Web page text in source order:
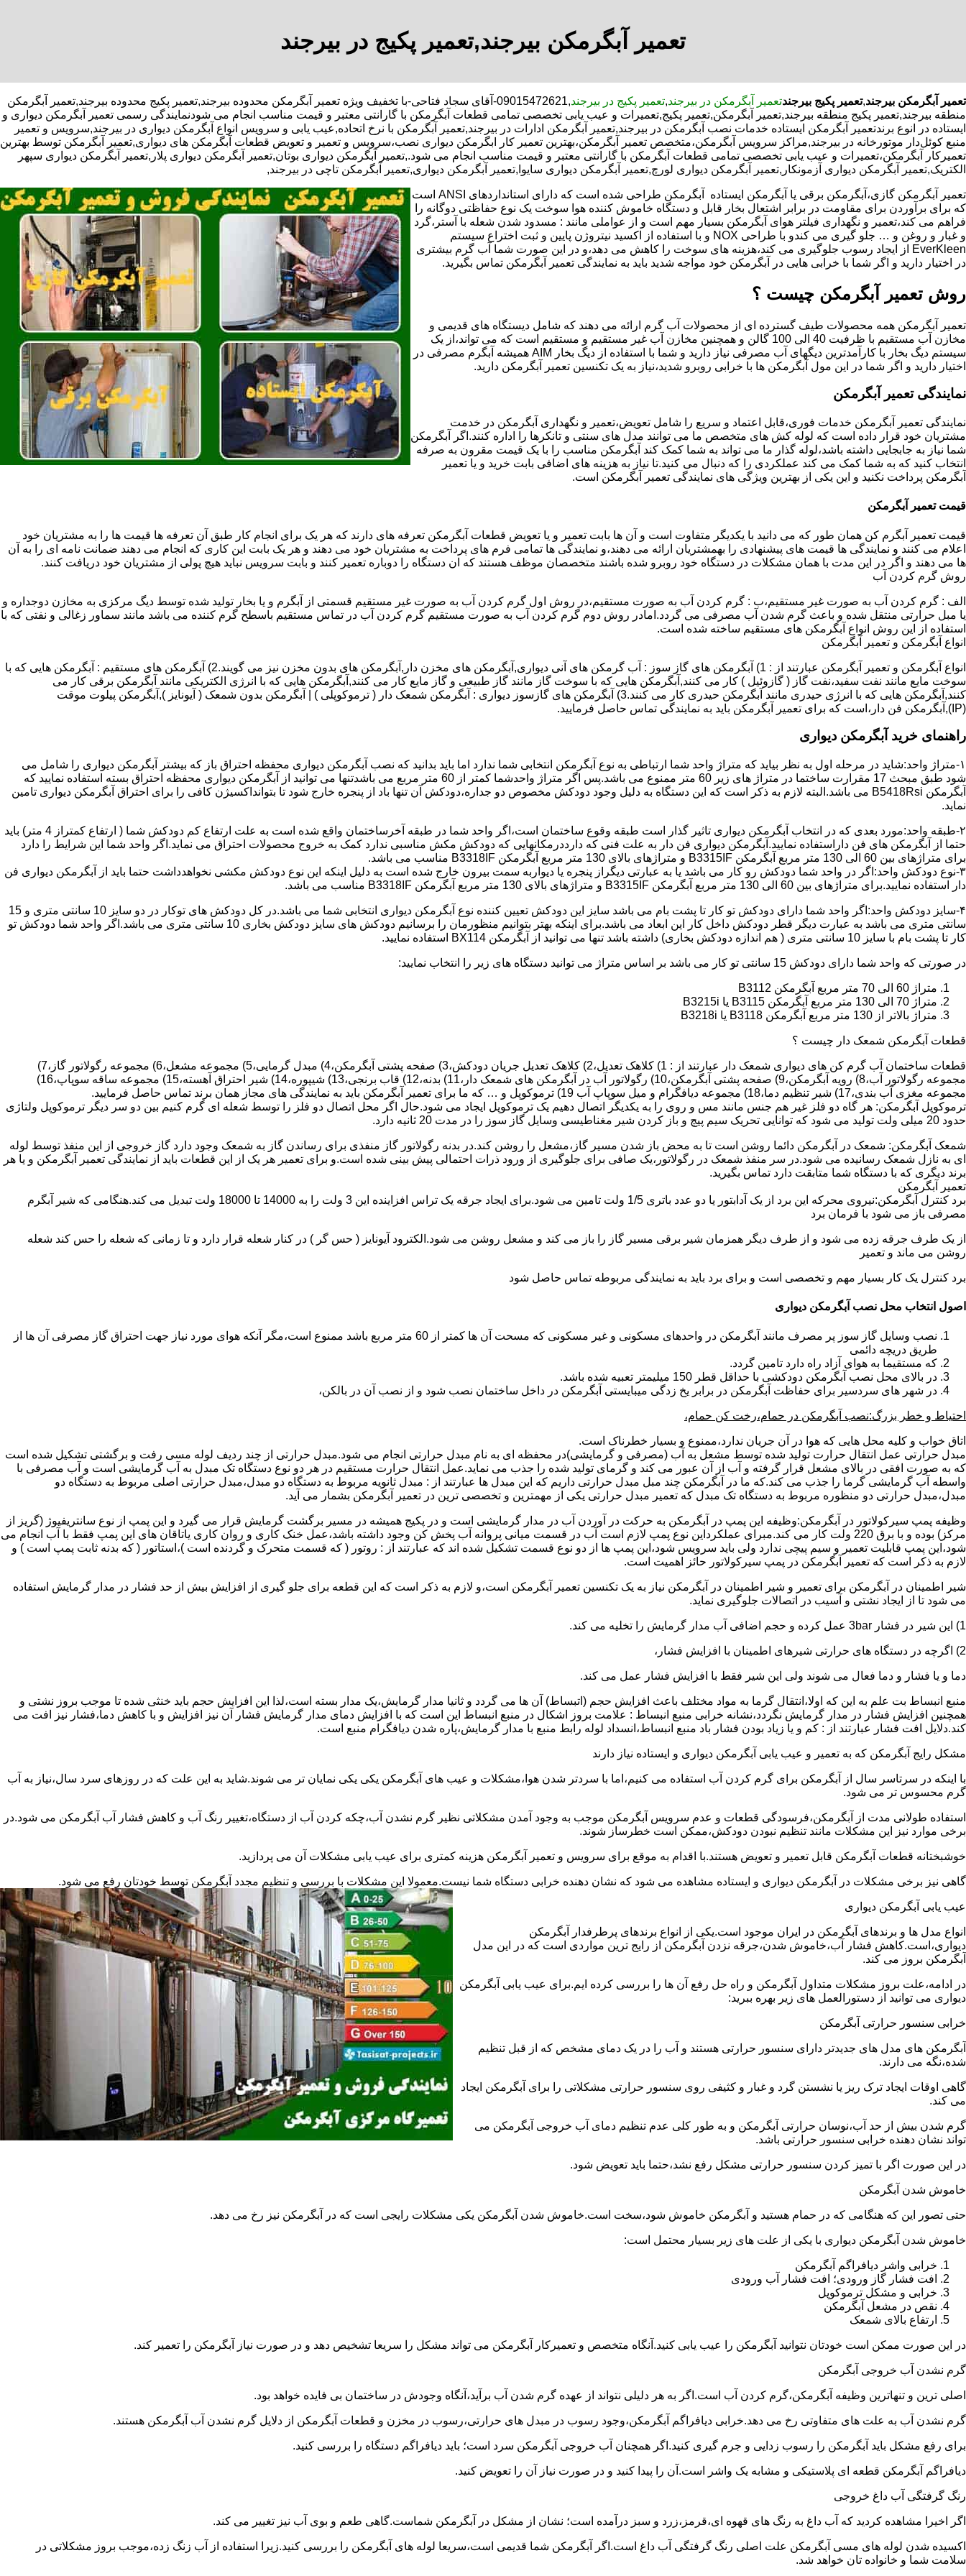
تعمیر آبگرمکن بیرجند,تعمیر پکیج در بیرجند
تعمیر آبگرمکن بیرجند,تعمیر پکیج بیرجندتعمیر آبگرمکن در بیرجند,تعمیر پکیج در بیرجند
,09015472621-آقای سجاد فتاحی-با تخفیف ویژه تعمیر آبگرمکن محدوده بیرجند,تعمیر پکیج محدوده بیرجند,تعمیر آبگرمکن
منطقه بیرجند,تعمیر پکیج منطقه بیرجند,تعمیر آبگرمکن,تعمیر پکیج,تعمیرات و عیب یابی تخصصی تمامی قطعات آبگرمکن با گارانتی معتبر و قیمت مناسب انجام می شودنمایندگی رسمی تعمیر آبگرمکن دیواری و
ایستاده در انوع برندتعمیر آبگرمکن ایستاده خدمات نصب آبگرمکن در بیرجند,تعمیر آبگرمکن ادارات در بیرجند,تعمیر آبگرمکن با نرخ اتحاده,عیب یابی و سرویس انواع آبگرمکن دیواری در بیرجند,سرویس و تعمیر
منبع کوئل‌دار موتورخانه در بیرجند,مراکز سرویس آبگرمکن،متخصص تعمیر آبگرمکن،بهترین تعمیر کار ابگرمکن دیواری نصب،سرویس و تعمیر و تعویض قطعات آبگرمکن های دیواری,تعمیر آبگرمکن توسط بهترین
تعمیرکار آبگرمکن،تعمیرات و عیب یابی تخصصی تمامی قطعات آبگرمکن با گارانتی معتبر و قیمت مناسب انجام می شود.,تعمیر آبگرمکن دیواری بوتان,تعمیر آبگرمکن دیواری پلار,تعمیر آبگرمکن دیواری سپهر
الکتریک,تعمیر آبگرمکن دیواری آزمونکار,تعمیر آبگرمکن دیواری لورچ,تعمیر آبگرمکن دیواری سایوا,تعمیر آبگرمکن دیواری,تعمیر آبگرمکن تاچی در بیرجند,
تعمیر آبگرمکن گازی،آبگرمکن برقی یا آبگرمکن ایستاده ​ آبگرمکن طراحی شده است که دارای استانداردهای ANSI است
که برای برآوردن برای مقاومت در برابر اشتعال بخار قابل و دستگاه خاموش کننده هوا سوخت یک نوع حفاظتی دوگانه را
فراهم می کند،تعمیر و نگهداری فیلتر هوای آبگرمکن بسیار مهم است و از عواملی مانند : مسدود شدن شعله با آستر،گرد
و غبار و روغن و … جلو گیری می کندو با طراحی NOX و با استفاده از اکسید نیتروژن پایین و ثبت اختراع سیستم
EverKleen از ایجاد رسوب جلوگیری می کند،هزینه های سوخت را کاهش می دهد،و در این صورت شما آب گرم بیشتری
در اختیار دارید و اگر شما با خرابی هایی در آبگرمکن خود مواجه شدید باید به نمایندگی تعمیر آبگرمکن تماس بگیرید.
روش تعمیر آبگرمکن چیست ؟
تعمیر آبگرمکن همه محصولات طیف گسترده ای از محصولات آب گرم ارائه می دهند که شامل دیستگاه های قدیمی و
مخازن آب مستقیم با ظرفیت 40 الی 100 گالن و همچنین مخازن آب غیر مستقیم و مستقیم است که می تواند،از یک
سیستم دیگ بخار با کارآمدترین دیگهای آب مصرفی نیاز دارید و شما با استفاده از دیگ بخار AIM همیشه آبگرم مصرفی در
اختیار دارید و اگر شما در این مول آبگرمکن ها با خرابی روبرو شدید،نیاز به یک تکنسین تعمیر آبگرمکن دارید.
نمایندگی تعمیر آبگرمکن
نمایندگی تعمیر آبگرمکن خدمات فوری،قابل اعتماد و سریع را شامل تعویض،تعمیر و نگهداری آبگرمکن در خدمت
مشتریان خود قرار داده است که لوله کش های متخصص ما می توانند مدل های سنتی و تانکرها را اداره کنند.اگر آبگرمکن
شما نیاز به جابجایی داشته باشد،لوله گذار ما می تواند به شما کمک کند آبگرمکن مناسب را با یک قیمت مقرون به صرفه
انتخاب کنید که به شما کمک می کند عملکردی را که دنبال می کنید.تا نیاز به هزینه های اضافی بابت خرید و یا تعمیر
آبگرمکن پرداخت نکنید و این یکی از بهترین ویژگی های نمایندگی تعمیر آبگرمکن است.
قیمت تعمیر آبگرمکن
قیمت تعمیر آبگرم کن همان طور که می دانید با یکدیگر متفاوت است و آن ها بابت تعمیر و یا تعویض قطعات آبگرمکن تعرفه های دارند که هر یک برای انجام کار طبق آن تعرفه ها قیمت ها را به مشتریان خود
اعلام می کنند و نمایندگی ها قیمت های پیشنهادی را بهمشتریان ارائه می دهند،و نمایندگی ها تمامی فرم های پرداخت به مشتریان خود می دهند و هر یک بابت این کاری که انجام می دهند ضمانت نامه ای را به آن
ها می دهند و اگر در این مدت با همان مشکلات در دستگاه خود روبرو شده باشند متخصصان موظف هستند که ان دستگاه را دوباره تعمیر کنند و بابت سرویس نباید هیچ پولی از مشتریان خود دریافت کنند.
روش گرم کردن آب
الف : گرم کردن آب به صورت غیر مستقیم،ب : گرم کردن آب به صورت مستقیم،در روش اول گرم کردن آب به صورت غیر مستقیم قسمتی از آبگرم و یا بخار تولید شده توسط دیگ مرکزی به مخازن دوجداره و
یا مبل حرارتی منتقل شده و باعث گرم شدن آب مصرفی می گردد.امادر روش دوم گرم کردن آب به صورت مستقیم گرم کردن آب در تماس مستقیم باسطح گرم کننده می باشد مانند سماور زغالی و نفتی که با
استفاده از این روش انواع آبگرمکن های مستقیم ساخته شده است.
انواع آبگرمکن و تعمیر آبگرمکن
انواع آبگرمکن و تعمیر آبگرمکن عبارتند از : 1) آبگرمکن های گاز سوز : آب گرمکن های آنی دیواری,آبگرمکن های مخزن دار,آبگرمکن های بدون مخزن نیز می گویند.2) آبگرمکن های مستقیم : آبگرمکن هایی که با
سوخت مایع مانند نفت سفید،نفت گاز ( گازوئیل ) کار می کنند,آبگرمکن هایی که با سوخت گاز مانند گاز طبیعی و گاز مایع کار می کنند,آبگرمکن هایی که با انرژی الکتریکی مانند آبگرمکن برقی کار می
کنند,آبگرمکن هایی که با انرژی حیدری مانند آبگرمکن حیدری کار می کنند.3) آبگرمکن های گازسوز دیواری : آبگرمکن شمعک دار ( ترموکوپلی ) | آبگرمکن بدون شمعک ( آیونایز ),آبگرمکن پیلوت موقت
(IP),آبگرمکن فن دار،است که برای تعمیر آبگرمکن باید به نمایندگی تماس حاصل فرمایید.
راهنمای خرید آبگرمکن دیواری
۱-متراژ واحد:شاید در مرحله اول به نظر بیاید که متراژ واحد شما ارتباطی به نوع آبگرمکن انتخابی شما ندارد اما باید بدانید که نصب آبگرمکن دیواری محفظه احتراق باز که بیشتر آبگرمکن دیواری را شامل می
شود طبق مبحث 17 مقرارت ساختما در متراژ های زیر 60 متر ممنوع می باشد.پس اگر متراژ واحدشما کمتر از 60 متر مربع می باشدتنها می توانید از آبگرمکن دیواری محفظه احتراق بسته استفاده نمایید که
آبگرمکن B5418Rsi می باشد.البته لازم به ذکر است که این دستگاه به دلیل وجود دودکش مخصوص دو جداره،دودکش آن تنها باد از پنجره خارج شود تا بتوانداکسیژن کافی را برای احتراق آبگرمکن دیواری تامین
نماید.
۲-طبقه واحد:مورد بعدی که در انتخاب آبگرمکن دیواری تاثیر گذار است طبقه وقوع ساختمان است،اگر واحد شما در طبقه آخرساختمان واقع شده است به علت ارتفاع کم دودکش شما ( ارتفاع کمتراز 4 متر) باید
حتما از آبگرمکن های فن داراستفاده نمایید.آبگرمکن دیواری فن دار به علت فنی که دارددرمکانهایی که دودکش مکش مناسبی ندارد کمک به خروج محصولات احتراق می نماید.اگر واحد شما این شرایط را دارد
برای متراژهای بین 60 الی 130 متر مربع آبگرمکن B3315IF و متراژهای بالای 130 متر مربع آبگرمکن B3318IF مناسب می باشد.
۳-نوع دودکش واحد:اگر در واحد شما دودکش رو کار می باشد یا به عبارتی دیگراز پنجره یا دیواربه سمت بیرون خارج شده است به دلیل اینکه این نوع دودکش مکشی نخواهدداشت حتما باید از آبگرمکن دیواری فن
دار استفاده نمایید.برای متراژهای بین 60 الی 130 متر مربع آبگرمکن B3315IF و متراژهای بالای 130 متر مربع آبگرمکن B3318IF مناسب می باشد.
۴-سایز دودکش واحد:اگر واحد شما دارای دودکش تو کار تا پشت بام می باشد سایز این دودکش تعیین کننده نوع آبگرمکن دیواری انتخابی شما می باشد.در کل دودکش های توکار در دو سایز 10 سانتی متری و 15
سانتی متری می باشد به عبارت دیگر قطر دودکش داخل کار این ابعاد می باشد.برای اینکه بهتر بتوانیم منظورمان را برسانیم دودکش های سایز دودکش بخاری 10 سانتی متری می باشد.اگر واحد شما دودکش تو
کار تا پشت بام با سایز 10 سانتی متری ( هم اندازه دودکش بخاری) داشته باشد تنها می توانید از آبگرمکن BX114 استفاده نمایید.
در صورتی که واحد شما دارای دودکش 15 سانتی تو کار می باشد بر اساس متراژ می توانید دستگاه های زیر را انتخاب نمایید:
متراژ 60 الی 70 متر مربع آبگرمکن B3112
متراژ 70 الی 130 متر مربع آبگرمکن B3115 یا B3215i
متراژ بالاتر از 130 متر مربع آبگرمکن B3118 یا B3218i
قطعات آبگرمکن شمعک دار چیست ؟
قطعات ساختمان آب گرم کن های دیواری شمعک دار عبارتند از : 1) کلاهک تعدیل،2) کلاهک تعدیل جریان دودکش،3) صفحه پشتی آبگرمکن،4) مبدل گرمایی،5) مجموعه مشعل،6) مجموعه رگولاتور گاز،7)
مجموعه رگولاتور آب،8) رویه آبگرمکن،9) صفحه پشتی آبگرمکن،10) رگولاتور آب در آبگرمکن های شمعک دار،11) بدنه،12) قاب برنجی،13) شیپوره،14) شیر احتراق آهسته،15) مجموعه ساقه سوپاپ،16)
مجموعه مغزی آب بندی،17) شیر تنظیم دما،18) مجموعه دیافگرام و میل سوپاپ آب 19) ترموکوپل و … که ما برای تعمیر آبگرمکن باید به نمایندگی های مجاز همان برند تماس حاصل فرمایید.
ترموکوپل آبگرمکن: هر گاه دو فلز غیر هم جنس مانند مس و روی را به یکدیگر اتصال دهیم یک ترموکوپل ایجاد می شود.حال اگر محل اتصال دو فلز را توسط شعله ای گرم کنیم بین دو سر دیگر ترموکوپل ولتاژی
حدود 20 میلی ولت تولید می شود که توانایی تحریک سیم پیچ و باز کردن شیر مغناطیسی وسایل گاز سوز را در مدت 20 ثانیه دارد.
شمعک آبگرمکن: شمعک در آبگرمکن دائما روشن است تا به محض باز شدن مسیر گاز،مشعل را روشن کند.در بدنه رگولاتور گاز منفذی برای رساندن گاز به شمعک وجود دارد گاز خروجی از این منفذ توسط لوله
ای به نازل شمعک رسانیده می شود.در سر منفذ شمعک در رگولاتور،یک صافی برای جلوگیری از ورود ذرات احتمالی پیش بینی شده است.و برای تعمیر هر یک از این قطعات باید از نمایندگی تعمیر آبگرمکن و یا هر
برند دیگری که با دستگاه شما متابقت دارد تماس بگیرید.
تعمیر آبگرمکن
برد کنترل آبگرمکن:نیروی محرکه این برد از یک آدابتور یا دو عدد باتری 1/5 ولت تامین می شود.برای ایجاد جرقه یک تراس افزاینده این 3 ولت را به 14000 تا 18000 ولت تبدیل می کند.هنگامی که شیر آبگرم
مصرفی باز می شود با فرمان برد
از یک طرف جرقه زده می شود و از طرف دیگر همزمان شیر برقی مسیر گاز را باز می کند و مشعل روشن می شود.الکترود آیونایز ( حس گر ) در کنار شعله قرار دارد و تا زمانی که شعله را حس کند شعله
روشن می ماند و تعمیر
برد کنترل یک کار بسیار مهم و تخصصی است و برای برد باید به نمایندگی مربوطه تماس حاصل شود
اصول انتخاب محل نصب آبگرمکن دیواری
نصب وسایل گاز سوز پر مصرف مانند آبگرمکن در واحدهای مسکونی و غیر مسکونی که مسحت آن ها کمتر از 60 متر مربع باشد ممنوع است،مگر آنکه هوای مورد نیاز جهت احتراق گاز مصرفی آن ها از
طریق دریچه دائمی
که مستقیما به هوای آزاد راه دارد تامین گردد.
در بالای محل نصب آبگرمکن دودکشی با حداقل قطر 150 میلیمتر تعبیه شده باشد.
در شهر های سردسیر برای حفاظت آبگرمکن در برابر یخ زدگی میبایستی آبگرمکن در داخل ساختمان نصب شود و از نصب آن در بالکن،
احتیاط و خطر بزرگ:نصب آبگرمکن در حمام،رخت کن حمام،
اتاق خواب و کلیه محل هایی که هوا در آن جریان ندارد،ممنوع و بسیار خطرناک است.
مبدل حرارتی عمل انتقال حرارت تولید شده توسط مشعل به آب (مصرفی و گرمایشی)در محفظه ای به نام مبدل حرارتی انجام می شود.مبدل حرارتی از چند ردیف لوله مسی رفت و برگشتی تشکیل شده است
که به صورت افقی در بالای مشعل قرار گرفته و آب از آن عبور می کند و گرمای تولید شده را جذب می نماید.عمل انتقال حرارت مستقیم در هر دو نوع دستگاه تک مبدل به آب گرمایشی است و آب مصرفی با
واسطه آب گرمایشی گرما را جذب می کند.که ما در آبگرمکن چند مبل مبدل حرارتی داریم که این مبدل ها عبارتند از : مبدل ثانویه مربوط به دستگاه دو مبدل،مبدل حرارتی اصلی مربوط به دستگاه دو
مبدل،مبدل حرارتی دو منظوره مربوط به دستگاه تک مبدل که تعمیر مبدل حرارتی یکی از مهمترین و تخصصی ترین در تعمیر آبگرمکن بشمار می آید.
وظیفه پمپ سیرکولاتور در آبگرمکن:وظیفه این پمپ در آبگرمکن به حرکت در آوردن آب در مدار گرمایشی است و در پکیج همیشه در مسیر برگشت گرمایش قرار می گیرد و این پمپ از نوع سانتریفیوژ (گریز از
مرکز) بوده و با برق 220 ولت کار می کند.مبرای عملکرداین نوع پمپ لازم است آب در قسمت میانی پروانه آب پخش کن وجود داشته باشد،عمل خنک کاری و روان کاری یاتاقان های این پمپ فقط با آب انجام می
شود،این پمپ قابلیت تعمیر و سیم پیچی ندارد ولی باید سرویس شود،این پمپ ها از دو نوع قسمت تشکیل شده اند که عبارتند از : روتور ( که قسمت متحرک و گردنده است )،استاتور ( که بدنه ثابت پمپ است ) و
لازم به ذکر است که تعمیر آبگرمکن در پمپ سیرکولاتور حائز اهمیت است.
شیر اطمینان در آبگرمکن برای تعمیر و شیر اطمینان در آبگرمکن نیاز به یک تکنسین تعمیر آبگرمکن است،و لازم به ذکر است که این قطعه برای جلو گیری از افزایش بیش از حد فشار در مدار گرمایش استفاده
می شود تا از ایجاد نشتی و آسیب در اتصالات جلوگیری نماید.
1) این شیر در فشار 3bar عمل کرده و حجم اضافی آب مدار گرمایش را تخلیه می کند.
2) اگرچه در دستگاه های حرارتی شیرهای اطمینان با افزایش فشار،
دما و یا فشار و دما فعال می شوند ولی این شیر فقط با افزایش فشار عمل می کند.
منبع انبساط بت علم به این که اولا،انتقال گرما به مواد مختلف باعث افزایش حجم (اتبساط) آن ها می گردد و ثانیا مدار گرمایش،یک مدار بسته است،لذا این افزایش حجم باید خنثی شده تا موجب بروز نشتی و
همچنین افزایش فشار در مدار گرمایش نگردد،نشانه خرابی منبع انبساط : علامت بروز اشکال در منبع انبساط این است که با افزایش دمای مدار گرمایش فشار آن نیز افزایش و با کاهش دما،فشار نیز افت می
کند.دلایل افت فشار عبارتند از : کم و یا زیاد بودن فشار باد منبع انبساط،انسداد لوله رابط منبع با مدار گرمایش،پاره شدن دیافگرام منبع است.
مشکل رایج آبگرمکن که به تعمیر و عیب یابی آبگرمکن دیواری و ایستاده نیاز دارند
با اینکه در سرتاسر سال از آبگرمکن برای گرم کردن آب استفاده می کنیم،اما با سردتر شدن هوا،مشکلات و عیب های آبگرمکن یکی یکی نمایان تر می شوند.شاید به این علت که در روزهای سرد سال،نیاز به آب
گرم محسوس تر می شود.
استفاده طولانی مدت از آبگرمکن،فرسودگی قطعات و عدم سرویس آبگرمکن موجب به وجود آمدن مشکلاتی نظیر گرم نشدن آب،چکه کردن آب از دستگاه،تغییر رنگ آب و کاهش فشار آب آبگرمکن می شود.در
برخی موارد نیز این مشکلات مانند تنظیم نبودن دودکش،ممکن است خطرساز شوند.
خوشبختانه قطعات آبگرمکن قابل تعمیر و تعویض هستند.با اقدام به موقع برای سرویس و تعمیر آبگرمکن هزینه کمتری برای عیب یابی مشکلات آن می پردازید.
گاهی نیز برخی مشکلات در آبگرمکن دیواری و ایستاده مشاهده می شود که نشان دهنده خرابی دستگاه شما نیست.معمولا این مشکلات با بررسی و تنظیم مجدد آبگرمکن توسط خودتان رفع می شود.
عیب یابی آبگرمکن دیواری
انواع مدل ها و برندهای آبگرمکن در ایران موجود است.یکی از انواع برندهای پرطرفدار آبگرمکن
دیواری،است.کاهش فشار آب،خاموش شدن،جرقه نزدن آبگرمکن از رایج ترین مواردی است که در این مدل
آبگرمکن بروز می کند.
در ادامه،علت بروز مشکلات متداول آبگرمکن و راه حل رفع آن ها را بررسی کرده ایم.برای عیب یابی آبگرمکن
دیواری می توانید از دستورالعمل های زیر بهره ببرید:
خرابی سنسور حرارتی آبگرمکن
آبگرمکن های مدل های جدیدتر دارای سنسور حرارتی هستند و آب را در یک دمای مشخص که از قبل تنظیم
شده،نگه می دارند.
گاهی اوقات ایجاد ترک ریز یا نشستن گرد و غبار و کثیفی روی سنسور حرارتی مشکلاتی را برای آبگرمکن ایجاد
می کند.
گرم شدن بیش از حد آب،نوسان حرارتی آبگرمکن و به طور کلی عدم تنظیم دمای آب خروجی آبگرمکن می
تواند نشان دهنده خرابی سنسور حرارتی باشد.
در این صورت اگر با تمیز کردن سنسور حرارتی مشکل رفع نشد،حتما باید تعویض شود.
خاموش شدن آبگرمکن
حتی تصور این که هنگامی که در حمام هستید و آبگرمکن خاموش شود،سخت است.خاموش شدن آبگرمکن یکی مشکلات رایجی است که در آبگرمکن نیز رخ می دهد.
خاموش شدن آبگرمکن دیواری با یکی از علت های زیر بسیار محتمل است:
خرابی واشر دیافراگم آبگرمکن
افت فشار گاز ورودی؛ افت فشار آب ورودی
خرابی و مشکل ترموکوپل
نقص در مشعل آبگرمکن
ارتفاع بالای شمعک
در این صورت ممکن است خودتان نتوانید آبگرمکن را عیب یابی کنید.آنگاه متخصص و تعمیرکار آبگرمکن می تواند مشکل را سریعا تشخیص دهد و در صورت نیاز آبگرمکن را تعمیر کند.
گرم نشدن آب خروجی آبگرمکن
اصلی ترین و تنهاترین وظیفه آبگرمکن،گرم کردن آب است.اگر به هر دلیلی نتواند از عهده گرم شدن آب برآید،آنگاه وجودش در ساختمان بی فایده خواهد بود.
گرم نشدن آب به علت های متفاوتی رخ می دهد.خرابی دیافراگم آبگرمکن،وجود رسوب در مبدل های حرارتی،رسوب در مخزن و قطعات آبگرمکن از دلایل گرم نشدن آب آبگرمکن هستند.
برای رفع مشکل باید آبگرمکن را رسوب زدایی و جرم گیری کنید.اگر همچنان آب خروجی آبگرمکن سرد است؛ باید دیافراگم دستگاه را بررسی کنید.
دیافراگم آبگرمکن قطعه ای پلاستیکی و مشابه یک واشر است.آن را پیدا کنید و در صورت نیاز آن را تعویض کنید.
رنگ گرفتگی آب داغ خروجی
اگر اخیرا مشاهده کردید که آب داغ به رنگ های قهوه ای،قرمز،زرد و سبز درآمده است؛ نشان از مشکل در آبگرمکن شماست.گاهی طعم و بوی آب نیز تغییر می کند.
اکسیده شدن لوله های مسی آبگرمکن علت اصلی رنگ گرفتگی آب داغ است.اگر آبگرمکن شما قدیمی است،سریعا لوله های آبگرمکن را بررسی کنید.زیرا استفاده از آب زنگ زده،موجب بروز مشکلاتی در
سلامت شما و خانواده تان خواهد شد.